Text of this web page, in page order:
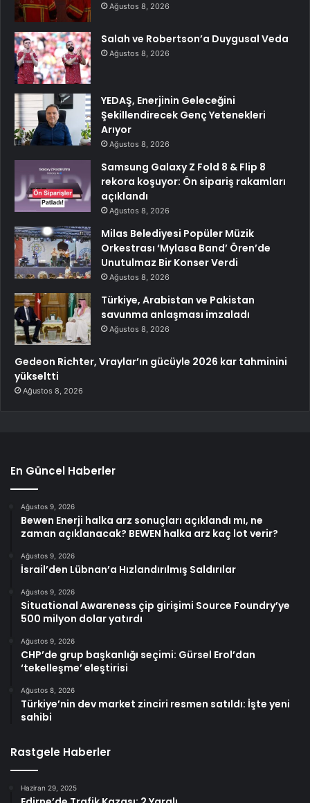
Ağustos 8, 2026
Salah ve Robertson’a Duygusal Veda
Ağustos 8, 2026
YEDAŞ, Enerjinin Geleceğini
Şekillendirecek Genç Yetenekleri
Arıyor
Ağustos 8, 2026
Samsung Galaxy Z Fold 8 & Flip 8
rekora koşuyor: Ön sipariş rakamları
açıklandı
Ağustos 8, 2026
Milas Belediyesi Popüler Müzik
Orkestrası ‘Mylasa Band’ Ören’de
Unutulmaz Bir Konser Verdi
Ağustos 8, 2026
Türkiye, Arabistan ve Pakistan
savunma anlaşması imzaladı
Ağustos 8, 2026
Gedeon Richter, Vraylar’ın gücüyle 2026 kar tahminini
yükseltti
Ağustos 8, 2026
En Güncel Haberler
Ağustos 9, 2026
Bewen Enerji halka arz sonuçları açıklandı mı, ne
zaman açıklanacak? BEWEN halka arz kaç lot verir?
Ağustos 9, 2026
İsrail’den Lübnan’a Hızlandırılmış Saldırılar
Ağustos 9, 2026
Situational Awareness çip girişimi Source Foundry’ye
500 milyon dolar yatırdı
Ağustos 9, 2026
CHP’de grup başkanlığı seçimi: Gürsel Erol’dan
‘tekelleşme’ eleştirisi
Ağustos 8, 2026
Türkiye’nin dev market zinciri resmen satıldı: İşte yeni
sahibi
Rastgele Haberler
Haziran 29, 2025